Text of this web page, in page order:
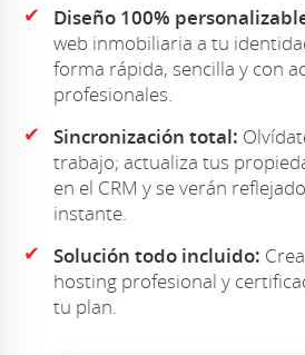
✔ Diseño 100%
web inmobiliaria a tu
forma rápida, sencilla y con
profesionales.
✔ Sincronización total:
trabajo; actualiza tus
en el CRM y se verán
instante.
✔ Solución todo incluido:
hosting profesional y
tu plan.